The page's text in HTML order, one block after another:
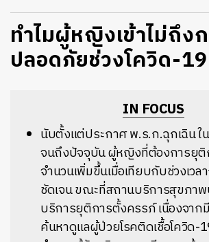
ทำไมผู้หญิงเข้าไม่ถึง
ปลอดภัยช่วงโควิด-19
IN FOCUS
นับตั้งแต่ประกาศ พ.ร.ก.ฉุกเฉิน ใ
จนถึงปัจจุบัน ผู้หญิงที่ต้องการยุ
จำนวนเพิ่มขึ้นเมื่อเทียบกับช่วงเว
ชัดเจน ขณะที่สถานบริการสุขภา
บริการยุติการตั้งครรภ์ เนื่องจาก
ค้นหาดูแลผู้ป่วยโรคติดเชื้อโควิด-